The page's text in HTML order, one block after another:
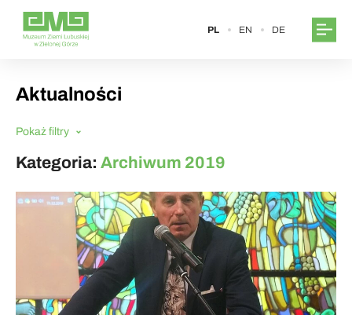
PL EN DE
Aktualności
Pokaż filtry
Kategoria: Archiwum 2019